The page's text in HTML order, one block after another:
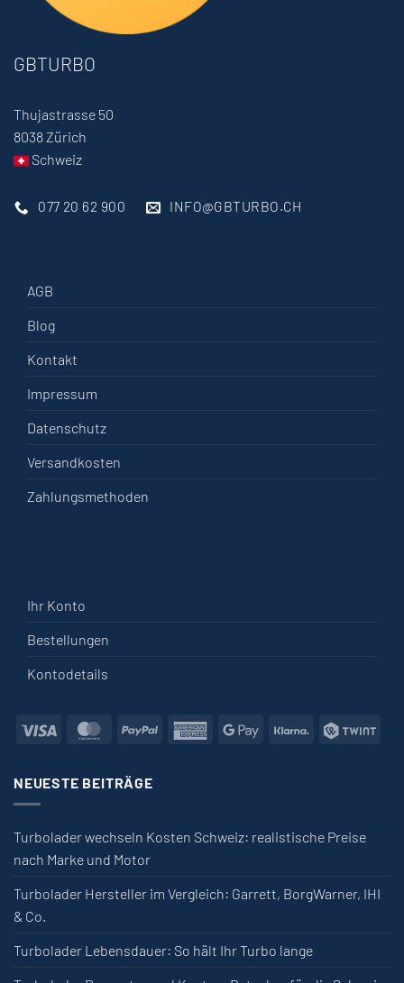
GBTURBO
Thujastrasse 50
8038 Zürich
Schweiz
077 20 62 900 INFO@GBTURBO.CH
AGB
Blog
Kontakt
Impressum
Datenschutz
Versandkosten
Zahlungsmethoden
Ihr Konto
Bestellungen
Kontodetails
Visa MasterCardPayPal American Express
Google PayKlarna
NEUESTE BEITRÄGE
Turbolader wechseln Kosten Schweiz: realistische Preise
nach Marke und Motor
Turbolader Hersteller im Vergleich: Garrett, BorgWarner, IHI
& Co.
Turbolader Lebensdauer: So hält Ihr Turbo lange